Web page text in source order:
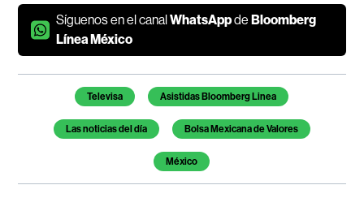
Síguenos en el canalWhatsAppde Bloomberg
Línea México
Temas de este artículo
Televisa Asistidas Bloomberg Linea
Las noticias del día Bolsa Mexicana de Valores
México